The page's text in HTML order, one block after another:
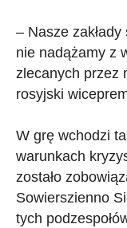
– Nasze
nie nadążamy z
zlecanych przez
rosyjski
W grę wchodzi
warunkach
zostało
Sowierszienno
tych